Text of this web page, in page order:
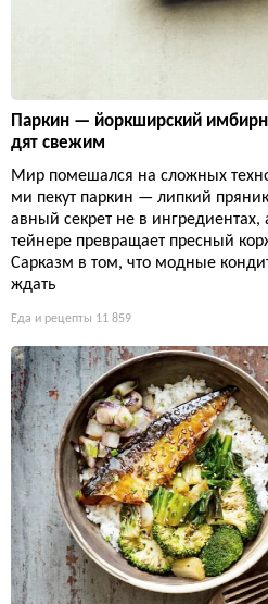
Паркин — йоркширский
дят свежим
Мир помешался на сложных
ми пекут паркин — липкий
авный секрет не в
тейнере превращает пресный
Сарказм в том, что модные
ждать
Еда и рецепты 11 859